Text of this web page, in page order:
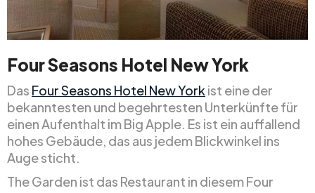
Four Seasons Hotel New York
Das Four Seasons Hotel New York ist eine der
bekanntesten und begehrtesten Unterkünfte für
einen Aufenthalt im Big Apple. Es ist ein auffallend
hohes Gebäude, das aus jedem Blickwinkel ins
Auge sticht.
The Garden ist das Restaurant in diesem Four